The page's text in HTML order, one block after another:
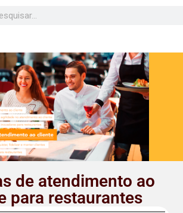
UM
de atendimento ao
para restaurantes